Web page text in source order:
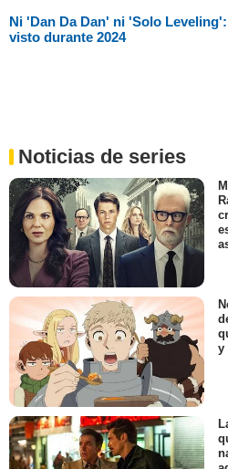
Ni 'Dan Da Dan' ni 'Solo
visto durante 2024
Noticias de series
y